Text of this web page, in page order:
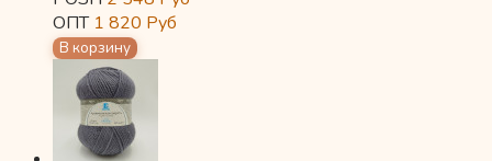
ОПТ 1 820 Руб